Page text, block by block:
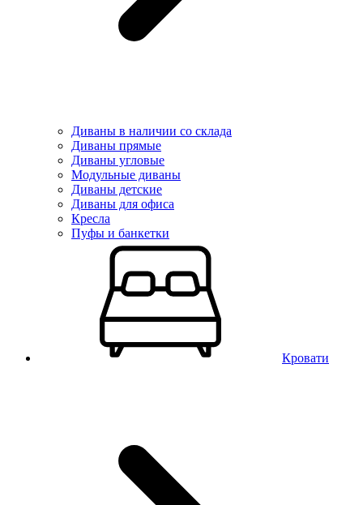
Диваны в наличии со склада
Диваны прямые
Диваны угловые
Модульные диваны
Диваны детские
Диваны для офиса
Кресла
Пуфы и банкетки
Кровати